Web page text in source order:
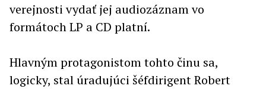
verejnosti vydať jej audiozáznam vo
formátoch LP a CD platní.
Hlavným protagonistom tohto činu sa,
logicky, stal úradujúci šéfdirigent Robert